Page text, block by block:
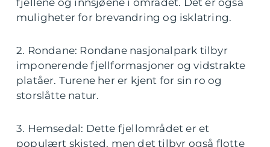
muligheter for brevandring og isklatring.
2. Rondane: Rondane nasjonalpark tilbyr
imponerende fjellformasjoner og vidstrakte
platåer. Turene her er kjent for sin ro og
storslåtte natur.
3. Hemsedal: Dette fjellområdet er et
populært skisted, men det tilbyr også flotte